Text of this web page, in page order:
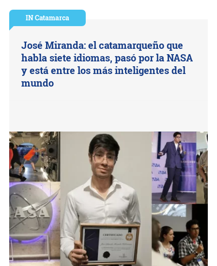
IN Catamarca
José Miranda: el catamarqueño que
habla siete idiomas, pasó por la NASA
y está entre los más inteligentes del
mundo